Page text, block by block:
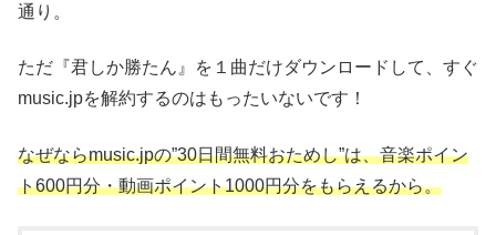
通り。
ただ『君しか勝たん』を１曲だけダウンロードして、すぐ
music.jpを解約するのはもったいないです！
なぜならmusic.jpの”30日間無料おためし”は、音楽ポイン
ト600円分・動画ポイント1000円分をもらえるから。